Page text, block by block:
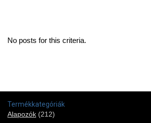
No posts for this criteria.
Termékkategóriák
Alapozók (212)